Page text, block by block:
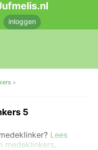
inloggen
5
Lees
medeklinkers.